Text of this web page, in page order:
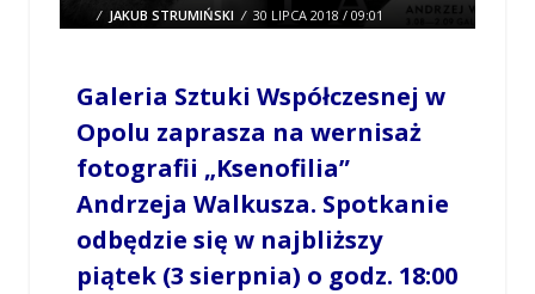
/ JAKUB STRUMIŃSKI / 30 LIPCA 2018 / 09:01
0 COMMENTS
Galeria Sztuki Współczesnej w
Opolu zaprasza na wernisaż
fotografii „Ksenofilia”
Andrzeja Walkusza. Spotkanie
odbędzie się w najbliższy
piątek (3 sierpnia) o godz. 18:00